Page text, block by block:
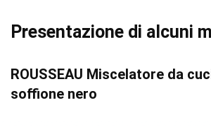
Presentazione di alcuni
ROUSSEAU Miscelatore da
soffione nero